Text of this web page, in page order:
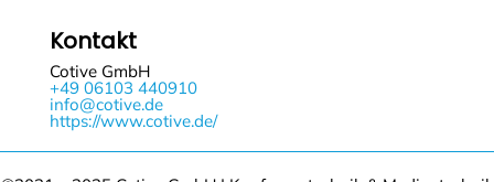
Kontakt
Cotive GmbH
+49 06103 440910
info@cotive.de
https://www.cotive.de/